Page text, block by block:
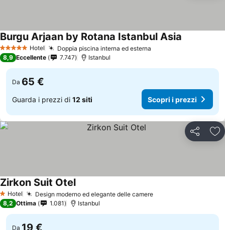
5 Stelle Hotel Doppia piscina interna ed esterna
Burgu Arjaan by Rotana Istanbul Asia
8,9 Eccellente 7.747 Istanbul
Da 65 €
Guarda i prezzi di 12 siti Scopri i prezzi
Condividi
1 Stelle
Hotel Design moderno ed elegante delle camereScopri i prezzi
Zirkon Suit OtelScopri i prezzi
8,2 Ottima 1.081 Istanbul
Da 19 €